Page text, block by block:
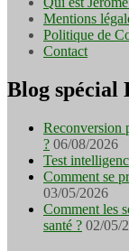
Mentions
Politique de
Contact
Blog spécial
Reconversion
? 06/08/2026
Test
Comment se
03/05/2026
Comment les
santé ? 02/05/